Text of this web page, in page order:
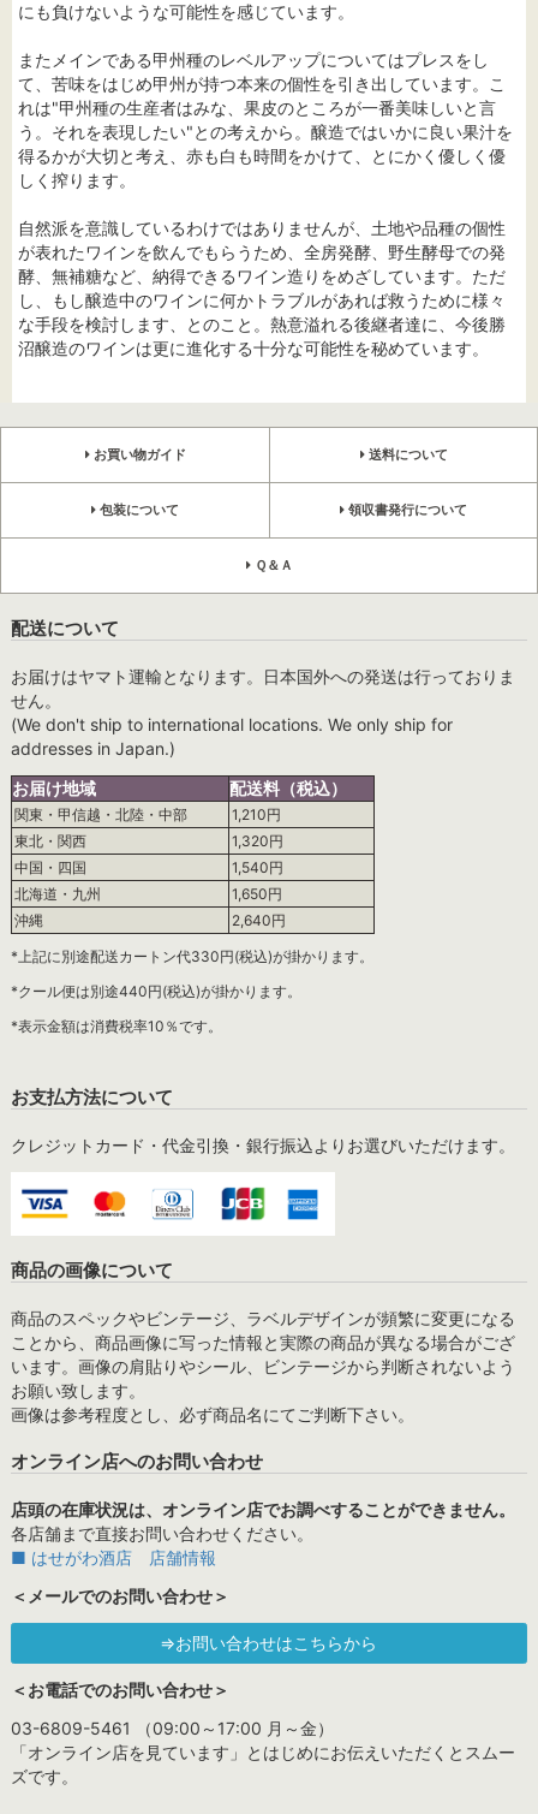
にも負けないような可能性を感じています。
またメインである甲州種のレベルアップについてはプレスをし
て、苦味をはじめ甲州が持つ本来の個性を引き出しています。こ
れは"甲州種の生産者はみな、果皮のところが一番美味しいと言
う。それを表現したい"との考えから。醸造ではいかに良い果汁を
得るかが大切と考え、赤も白も時間をかけて、とにかく優しく優
しく搾ります。
自然派を意識しているわけではありませんが、土地や品種の個性
が表れたワインを飲んでもらうため、全房発酵、野生酵母での発
酵、無補糖など、納得できるワイン造りをめざしています。ただ
し、もし醸造中のワインに何かトラブルがあれば救うために様々
な手段を検討します、とのこと。熱意溢れる後継者達に、今後勝
沼醸造のワインは更に進化する十分な可能性を秘めています。
お買い物ガイド 送料について
包装について 領収書発行について
Ｑ＆Ａ
配送について
お届けはヤマト運輸となります。日本国外への発送は行っておりま
せん。
(We don't ship to international locations. We only ship for
addresses in Japan.)
お届け地域
配送料（税込）
関東・甲信越・北陸・中部
1,210円
東北・関西
1,320円
中国・四国
1,540円
北海道・九州
1,650円
沖縄
2,640円
*上記に別途配送カートン代330円(税込)が掛かります。
*クール便は別途440円(税込)が掛かります。
*表示金額は消費税率10％です。
お支払方法について
クレジットカード・代金引換・銀行振込よりお選びいただけます。
商品の画像について
商品のスペックやビンテージ、ラベルデザインが頻繁に変更になる
ことから、商品画像に写った情報と実際の商品が異なる場合がござ
います。画像の肩貼りやシール、ビンテージから判断されないよう
お願い致します。
画像は参考程度とし、必ず商品名にてご判断下さい。
オンライン店へのお問い合わせ
店頭の在庫状況は、オンライン店でお調べすることができません。
各店舗まで直接お問い合わせください。
■ はせがわ酒店 店舗情報
＜メールでのお問い合わせ＞
⇒お問い合わせはこちらから
＜お電話でのお問い合わせ＞
03-6809-5461 （09:00～17:00 月～金）
「オンライン店を見ています」とはじめにお伝えいただくとスムー
ズです。